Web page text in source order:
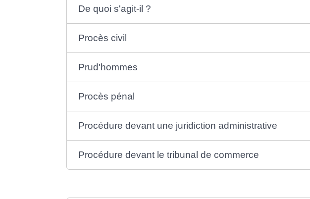
De quoi s'agit-il ?
Procès civil
Prud'hommes
Procès pénal
Procédure devant une juridiction administrative
Procédure devant le tribunal de commerce